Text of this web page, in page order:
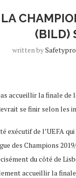
(BILD)
written by
accueillir la finale de
se finir selon les
exécutif de l’UEFA
des Champions
du côté de
accueillir la